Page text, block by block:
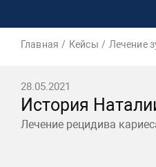
Главная Кейсы Лечение
28.05.2021
История
Лечение рецидива